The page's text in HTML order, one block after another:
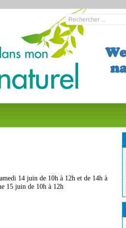
14 juin de 10h à 12h et de 14h à
15 juin de 10h à 12h